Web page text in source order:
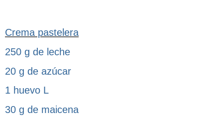
Crema pastelera
250 g de leche
20 g de azúcar
1 huevo L
30 g de maicena